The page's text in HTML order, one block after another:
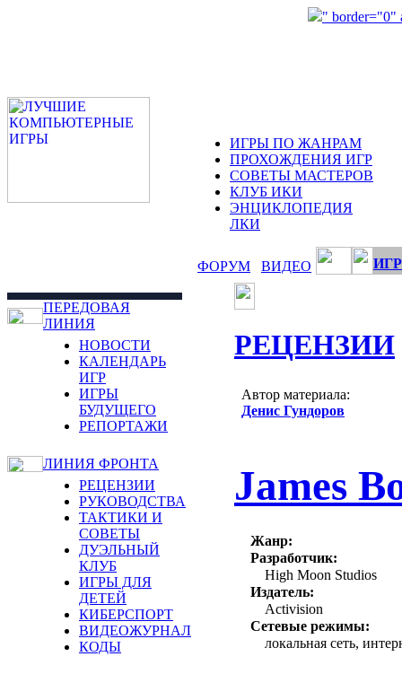
" border="0"
ИГРЫ ПО ЖАНРАМ
ПРОХОЖДЕНИЯ ИГР
СОВЕТЫ МАСТЕРОВ
КЛУБ ИКИ
ЭНЦИКЛОПЕДИЯ
ЛКИ
ФОРУМ ВИДЕО
ПЕРЕДОВАЯ
ЛИНИЯ
НОВОСТИ
КАЛЕНДАРЬ
ИГР
ИГРЫ
БУДУЩЕГО
РЕПОРТАЖИ
ЛИНИЯ ФРОНТА
РЕЦЕНЗИИ
РУКОВОДСТВА
ТАКТИКИ И
СОВЕТЫ
ДУЭЛЬНЫЙ
КЛУБ
ИГРЫ ДЛЯ
ДЕТЕЙ
КИБЕРСПОРТ
ВИДЕОЖУРНАЛ
КОДЫ
РЕЦЕНЗИИ
Автор материала:
Денис Гундоров
James
Жанр:
Разработчик:
High Moon Studios
Издатель:
Activision
Сетевые режимы:
локальная сеть,